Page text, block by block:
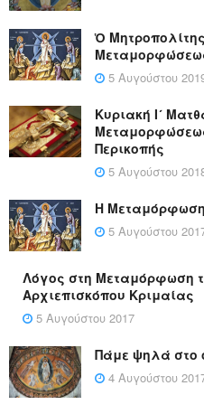
Ὁ
5 Αυγούστου
Κυριακή Ι´
Περικοπής
5 Αυγούστου
Η Μεταμόρφωση
5 Αυγούστου
Λόγος στη Μεταμόρφωση
Αρχιεπισκόπου Κριμαίας
5 Αυγούστου 2017
Πάμε ψηλά στο
4 Αυγούστου